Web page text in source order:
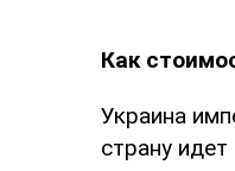
Как
Украина
страну